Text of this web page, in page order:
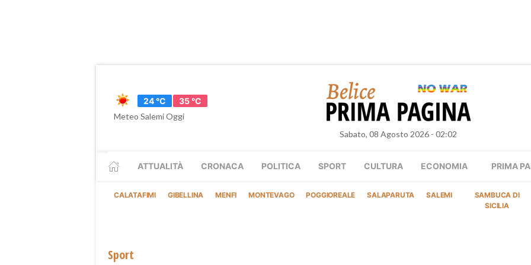
24 °C
35 °C
Meteo Salemi Oggi
Sabato, 08 Agosto 2026 - 02:02
ATTUALITÀ CRONACA POLITICA SPORT CULTURA ECONOMIA PRIMA
CALATAFIMI GIBELLINA MENFI MONTEVAGO POGGIOREALE SALAPARUTA SALEMI
SAMBUCA DI
SICILIA
Sport